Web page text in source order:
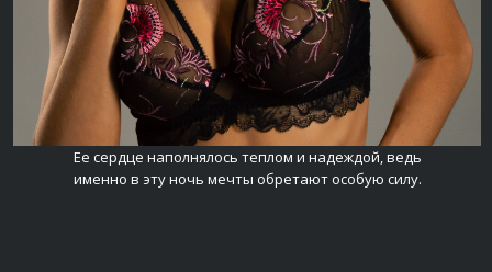
Ее сердце наполнялось теплом и надеждой, ведь
именно в эту ночь мечты обретают особую силу.